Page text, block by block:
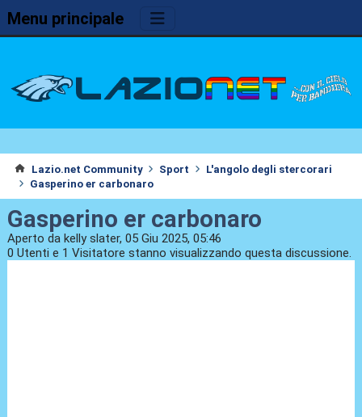
Menu principale
Lazio.net Community Sport
L'angolo degli stercorari
Gasperino er carbonaro
Gasperino er carbonaro
Aperto da kelly slater, 05 Giu 2025, 05:46
0 Utenti e 1 Visitatore stanno visualizzando questa discussione.